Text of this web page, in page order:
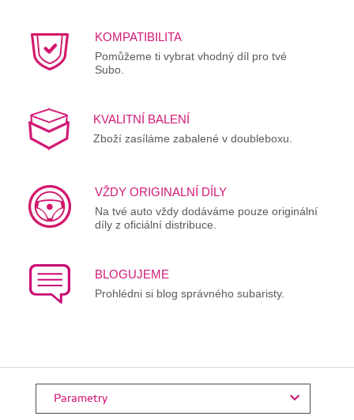
KOMPATIBILITA
Pomůžeme ti vybrat vhodný díl pro tvé
Subo.
KVALITNÍ BALENÍ
Zboží zasíláme zabalené v doubleboxu.
VŽDY ORIGINALNÍ DÍLY
Na tvé auto vždy dodáváme pouze originální
díly z oficiální distribuce.
BLOGUJEME
Prohlédni si blog správného subaristy.
Parametry